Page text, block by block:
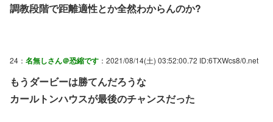
調教段階で距離適性とか全然わからんのか?
24： 名無しさん＠恐縮です ：2021/08/14(土) 03:52:00.72 ID:6TXWcs8/0.net
もうダービーは勝てんだろうな
カールトンハウスが最後のチャンスだった